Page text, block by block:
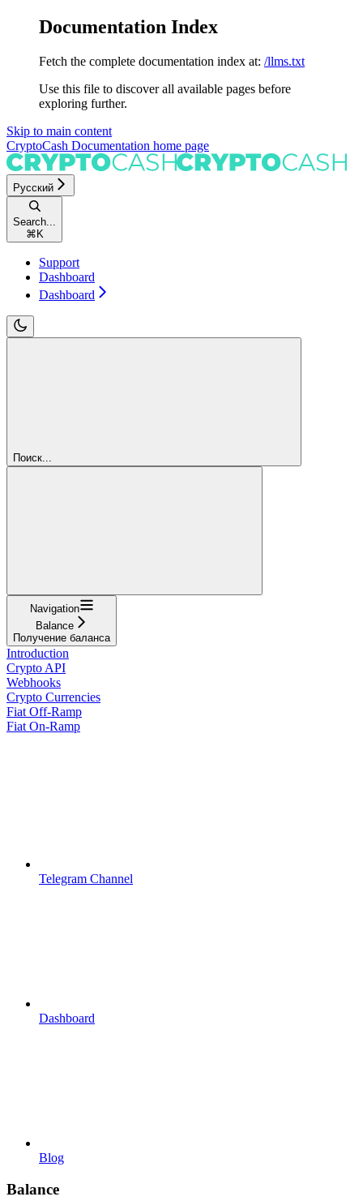
Documentation Index
Fetch the complete documentation index at: /llms.txt
Use this file to discover all available pages before
exploring further.
Skip to main content
CryptoCash Documentation home page
Русский
Search...
⌘ K
Support
Dashboard
Dashboard
Поиск...
Navigation
Balance
Получение баланса
Introduction
Crypto API
Webhooks
Crypto Currencies
Fiat Off-Ramp
Fiat On-Ramp
Telegram Channel
Dashboard
Blog
Balance